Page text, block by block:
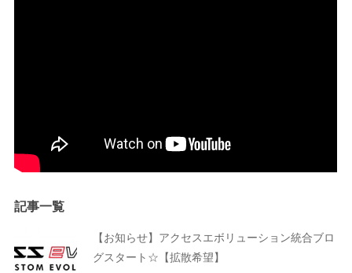
記事一覧
【お知らせ】アクセスエボリューション統合ブロ
グスタート☆【拡散希望】